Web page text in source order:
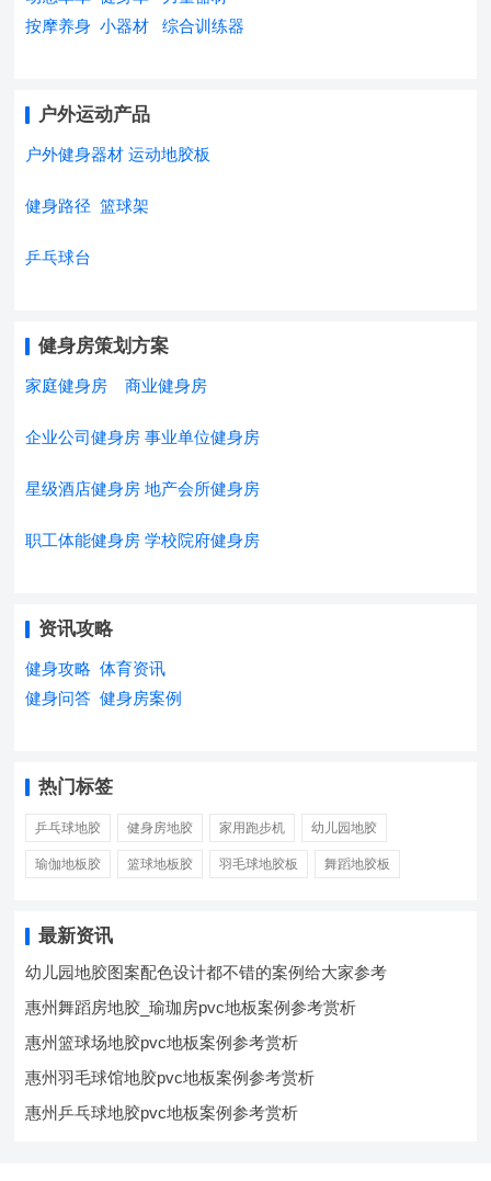
按摩养身 小器材 综合训练器
户外运动产品
户外健身器材 运动地胶板
健身路径 篮球架
乒乓球台
健身房策划方案
家庭健身房 商业健身房
企业公司健身房 事业单位健身房
星级酒店健身房 地产会所健身房
职工体能健身房 学校院府健身房
资讯攻略
健身攻略 体育资讯
健身问答 健身房案例
热门标签
乒乓球地胶 健身房地胶 家用跑步机 幼儿园地胶
瑜伽地板胶 篮球地板胶 羽毛球地胶板 舞蹈地胶板
最新资讯
幼儿园地胶图案配色设计都不错的案例给大家参考
惠州舞蹈房地胶_瑜珈房pvc地板案例参考赏析
惠州篮球场地胶pvc地板案例参考赏析
惠州羽毛球馆地胶pvc地板案例参考赏析
惠州乒乓球地胶pvc地板案例参考赏析